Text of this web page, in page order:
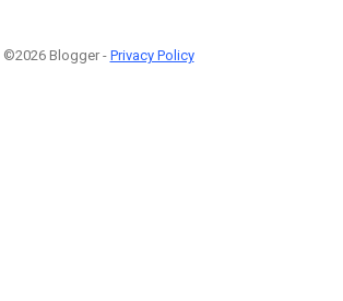
©2026 Blogger - Privacy Policy